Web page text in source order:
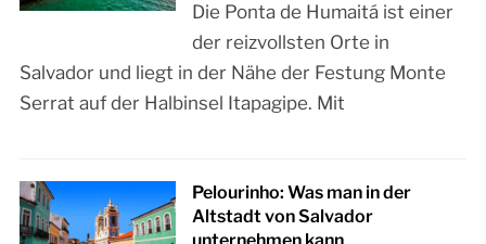
Die Ponta de Humaitá ist einer
der reizvollsten Orte in
Salvador und liegt in der Nähe der Festung Monte
Serrat auf der Halbinsel Itapagipe. Mit
Pelourinho: Was man in der
Altstadt von Salvador